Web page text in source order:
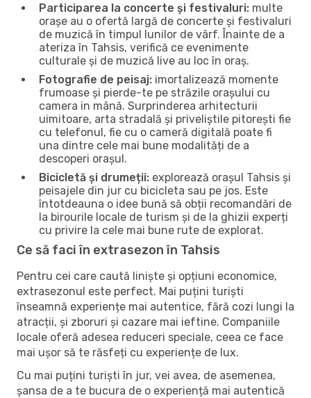
Participarea la concerte și festivaluri: multe
orașe au o ofertă largă de concerte și festivaluri
de muzică în timpul lunilor de vârf. Înainte de a
ateriza în Tahsis, verifică ce evenimente
culturale și de muzică live au loc în oraș.
Fotografie de peisaj: imortalizează momente
frumoase și pierde-te pe străzile orașului cu
camera in mână. Surprinderea arhitecturii
uimitoare, arta stradală și priveliștile pitorești fie
cu telefonul, fie cu o cameră digitală poate fi
una dintre cele mai bune modalități de a
descoperi orașul.
Bicicletă și drumeții: explorează orașul Tahsis și
peisajele din jur cu bicicleta sau pe jos. Este
întotdeauna o idee bună să obții recomandări de
la birourile locale de turism și de la ghizii experți
cu privire la cele mai bune rute de explorat.
Ce să faci în extrasezon în Tahsis
Pentru cei care caută liniște și opțiuni economice,
extrasezonul este perfect. Mai puțini turiști
înseamnă experiențe mai autentice, fără cozi lungi la
atracții, și zboruri și cazare mai ieftine. Companiile
locale oferă adesea reduceri speciale, ceea ce face
mai ușor să te răsfeți cu experiențe de lux.
Cu mai puțini turiști în jur, vei avea, de asemenea,
șansa de a te bucura de o experiență mai autentică